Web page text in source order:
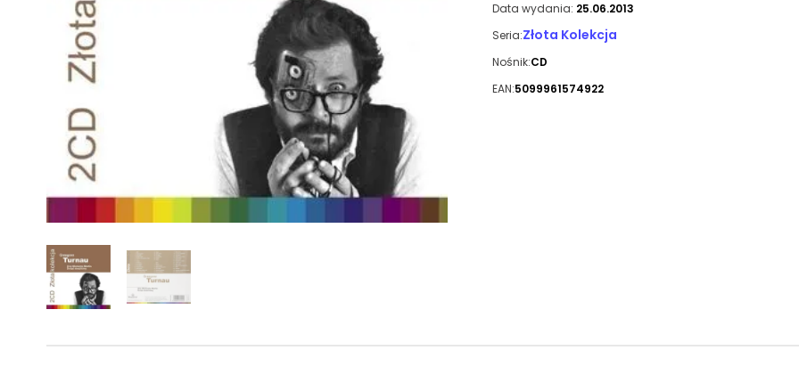
Data wydania: 25.06.2013
Seria:Złota Kolekcja
Nośnik:CD
EAN:5099961574922
Powiększony kursor
Pomoc w czytaniu
Podkreślenie linków